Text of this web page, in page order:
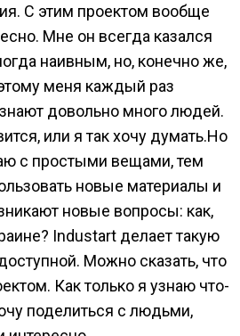
С этим проектом вообще
Мне он всегда казался
наивным, но, конечно же,
меня каждый раз
довольно много людей.
или я так хочу думать.Но
с простыми вещами, тем
новые материалы и
новые вопросы: как,
Industart делает такую
Можно сказать, что
Как только я узнаю что-
поделиться с людьми,